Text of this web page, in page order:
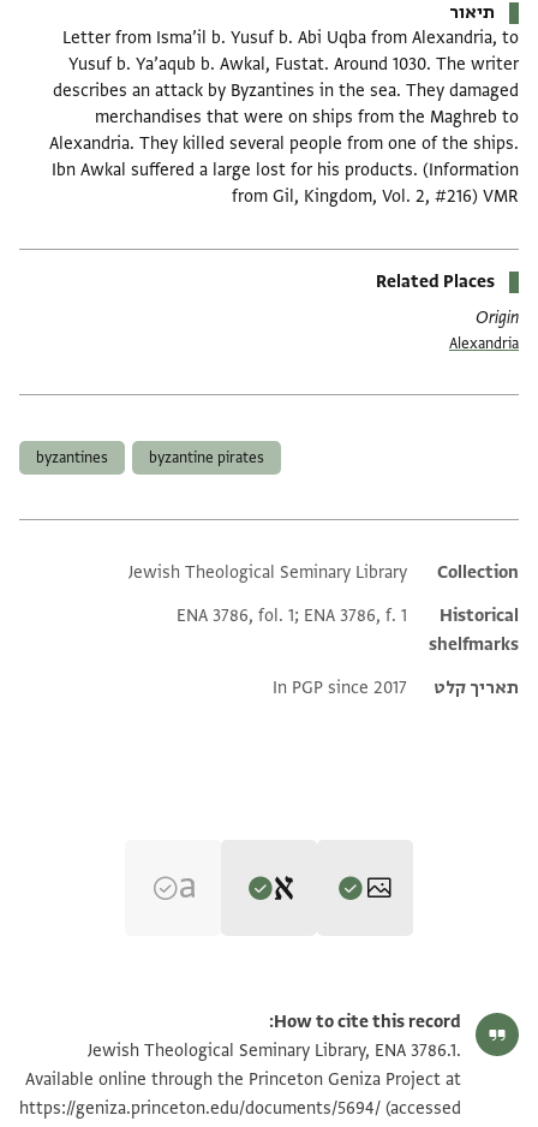
תיאור
Letter from Isma’il b. Yusuf b. Abi Uqba from Alexandria, to
Yusuf b. Ya’aqub b. Awkal, Fustat. Around 1030. The writer
describes an attack by Byzantines in the sea. They damaged
merchandises that were on ships from the Maghreb to
Alexandria. They killed several people from one of the ships.
Ibn Awkal suffered a large lost for his products. (Information
from Gil, Kingdom, Vol. 2, #216) VMR
Related Places
Origin
Alexandria
byzantine pirates
byzantines
Additional metadata
Collection
Jewish Theological Seminary Library
Historical
shelfmarks
ENA 3786, fol. 1; ENA 3786, f. 1
תאריך קלט In PGP since 2017
משה גיל, במלכות ישמעאל בתקופת הגאונים‎
University, 1997), vol. 2.
Recto
אטאל אללה בקא סידי אלסעיד ואדאם סלאמתה וכאן לה
ENA 3786.1 2 הגדל וסובב
Verso, upside down
קראת עלי כאצה [נפסך אלשריפה אפצ'ל אלסלאם....]
תנאי היתר שימוש בתצלום
How to cite this record:
Jewish Theological Seminary Library, ENA 3786.1.
Available online through the Princeton Geniza Project at
https://geniza.princeton.edu/documents/5694/ (accessed